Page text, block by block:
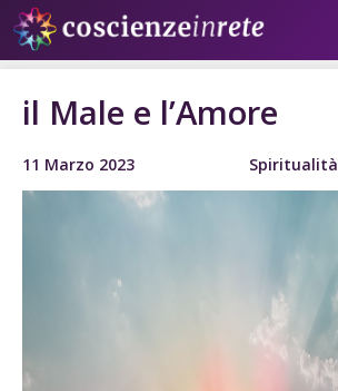
il Male e l’Amore
11 Marzo 2023 Spiritualità